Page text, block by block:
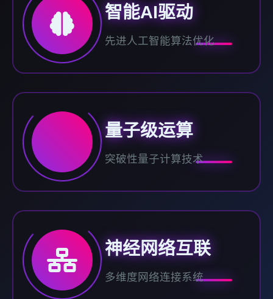
智能AI驱动
先进人工智能算法优化
量子级运算
突破性量子计算技术
神经网络互联
多维度网络连接系统